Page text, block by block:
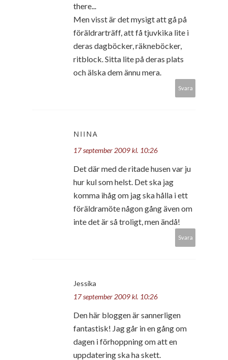
there...
Men visst är det mysigt att gå på
föräldrarträff, att få tjuvkika lite i
deras dagböcker, räkneböcker,
ritblock. Sitta lite på deras plats
och älska dem ännu mera.
Svara
NIINA
17 september 2009 kl. 10:26
Det där med de ritade husen var ju
hur kul som helst. Det ska jag
komma ihåg om jag ska hålla i ett
föräldramöte någon gång även om
inte det är så troligt, men ändå!
Svara
Jessika
17 september 2009 kl. 10:26
Den här bloggen är sannerligen
fantastisk! Jag går in en gång om
dagen i förhoppning om att en
uppdatering ska ha skett.